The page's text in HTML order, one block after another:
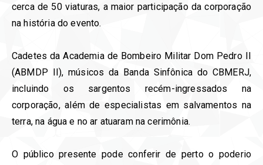
cerca de 50 viaturas, a maior participação da corporação
na história do evento.
Cadetes da Academia de Bombeiro Militar Dom Pedro II
(ABMDP II), músicos da Banda Sinfônica do CBMERJ,
incluindo os sargentos recém-ingressados na
corporação, além de especialistas em salvamentos na
terra, na água e no ar atuaram na cerimônia.
O público presente pode conferir de perto o poderio